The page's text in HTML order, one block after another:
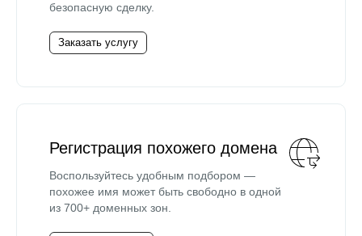
безопасную сделку.
Заказать услугу
Регистрация похожего домена
Воспользуйтесь удобным подбором —
похожее имя может быть свободно в одной
из 700+ доменных зон.